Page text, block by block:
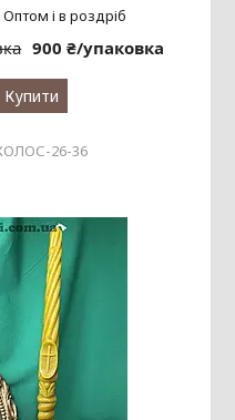
Оптом і в роздріб
900 ₴/упаковка
Купити
26-36